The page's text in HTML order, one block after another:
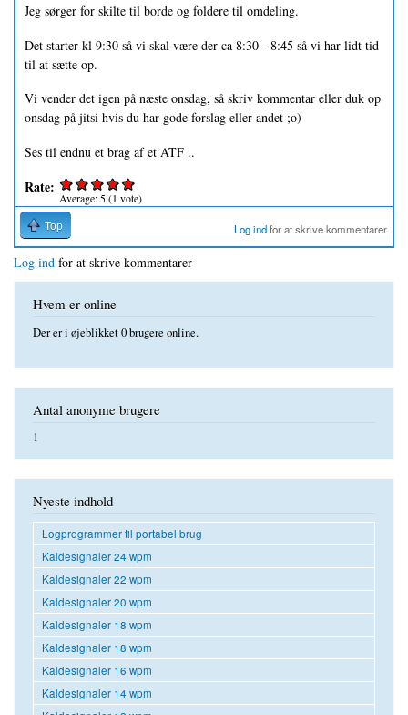
Jeg sørger for skilte til borde og foldere til omdeling.
Det starter kl 9:30 så vi skal være der ca 8:30 - 8:45 så vi har lidt tid
til at sætte op.
Vi vender det igen på næste onsdag, så skriv kommentar eller duk op
onsdag på jitsi hvis du har gode forslag eller andet ;o)
Ses til endnu et brag af et ATF ..
Rate:
Average: 5(1 vote)
Top Log indfor at skrive kommentarer
Log ind for at skrive kommentarer
Hvem er online
Der er i øjeblikket 0 brugere online.
Antal anonyme brugere
1
Nyeste indhold
Logprogrammer til portabel brug
Kaldesignaler 24 wpm
Kaldesignaler 22 wpm
Kaldesignaler 20 wpm
Kaldesignaler 18 wpm
Kaldesignaler 18 wpm
Kaldesignaler 16 wpm
Kaldesignaler 14 wpm